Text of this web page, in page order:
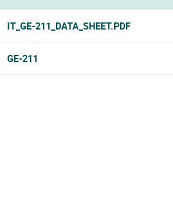
IT_GE-211_DATA_SHEET.PDF
GE-211